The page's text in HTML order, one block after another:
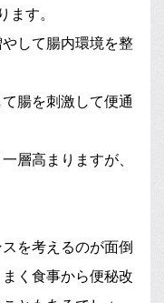
ます。
して腸内環境を整
腸を刺激して便通
層高まりますが、
を考えるのが面倒
く食事から便秘改